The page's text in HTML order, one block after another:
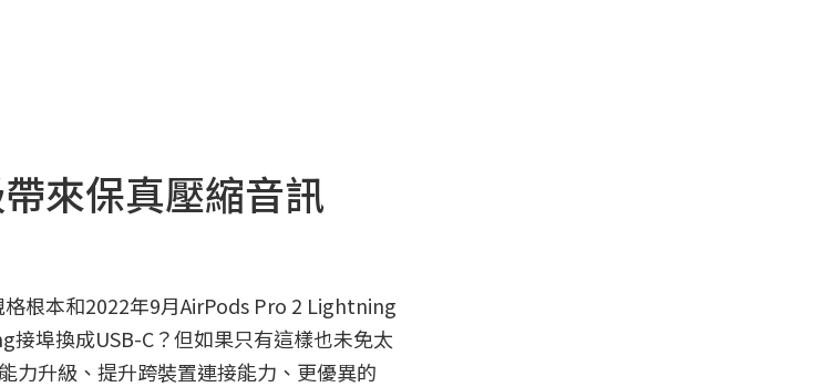
來保真壓縮音訊
根本和2022年9月AirPods Pro 2 Lightning
接埠換成USB-C？但如果只有這樣也未免太
力升級、提升跨裝置連接能力、更優異的